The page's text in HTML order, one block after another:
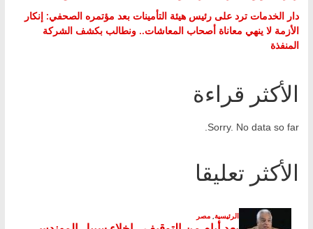
دار الخدمات ترد على رئيس هيئة التأمينات بعد مؤتمره الصحفي: إنكار
الأزمة لا ينهي معاناة أصحاب المعاشات.. ونطالب بكشف الشركة
المنفذة
الأكثر قراءة
Sorry. No data so far.
الأكثر تعليقا